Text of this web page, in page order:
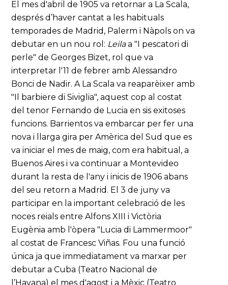
El mes d'abril de 1905 va retornar a La Scala,
després d’haver cantat a les habituals
temporades de Madrid, Palerm i Nàpols on va
debutar en un nou rol: Leilaa "I pescatori di
perle" de Georges Bizet, rol que va
interpretar l'11 de febrer amb Alessandro
Bonci de Nadir. A La Scala va reaparèixer amb
"Il barbiere di Siviglia", aquest cop al costat
del tenor Fernando de Lucia en sis exitoses
funcions. Barrientos va embarcar per fer una
nova i llarga gira per Amèrica del Sud que es
va iniciar el mes de maig, com era habitual, a
Buenos Aires i va continuar a Montevideo
durant la resta de l'any i inicis de 1906 abans
del seu retorn a Madrid. El 3 de juny va
participar en la important celebració de les
noces reials entre Alfons XIII i Victòria
Eugènia amb l'òpera "Lucia di Lammermoor"
al costat de Francesc Viñas. Fou una funció
única ja que immediatament va marxar per
debutar a Cuba (Teatro Nacional de
l’Havana) el mes d'agost i a Mèxic (Teatro